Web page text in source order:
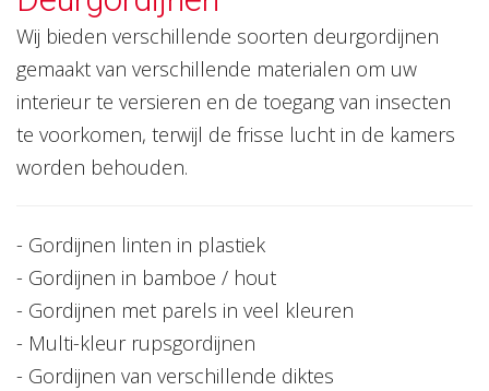
Wij bieden verschillende soorten deurgordijnen
gemaakt van verschillende materialen om uw
interieur te versieren en de toegang van insecten
te voorkomen, terwijl de frisse lucht in de kamers
worden behouden.
- Gordijnen linten in plastiek
- Gordijnen in bamboe / hout
- Gordijnen met parels in veel kleuren
- Multi-kleur rupsgordijnen
- Gordijnen van verschillende diktes